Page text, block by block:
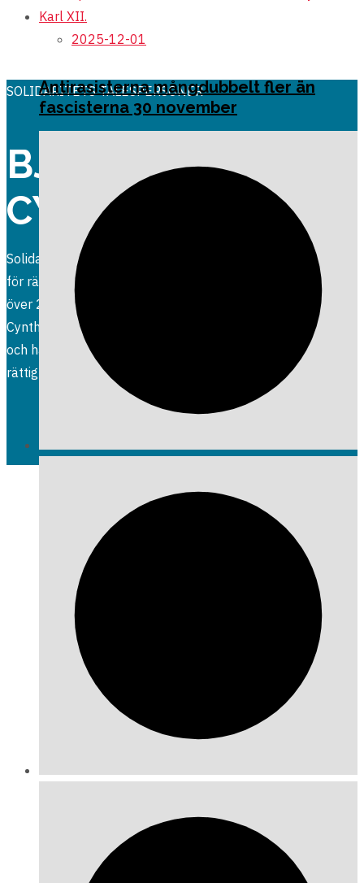
SOLIDARITETS TALESPERSONER
BJÖRN ALLING &
CYNTHIA GOMEZ
Solidaritets talespersoner har långa engagemang i kampen
för rättvisa och socialism. Björn Alling har jobbat politiskt i
över 20 år och sitter i Linköpings kommunfullmäktige.
Cynthia Gomez har suttit i kommunfullmäkäktige i Haninge
och har varit särskilt engagerad i antirasism och kvinnors
rättigheter.
2025-12-01
Antirasisterna mångdubbelt fler än
fascisterna 30 november